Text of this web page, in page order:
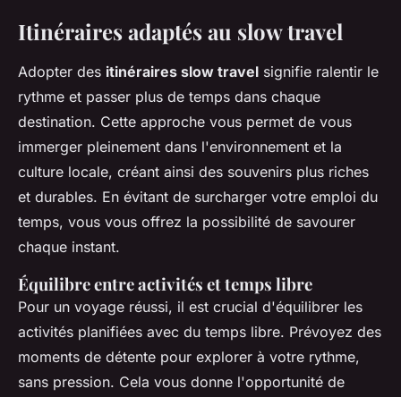
Itinéraires adaptés au slow travel
Adopter des itinéraires slow travel signifie ralentir le
rythme et passer plus de temps dans chaque
destination. Cette approche vous permet de vous
immerger pleinement dans l'environnement et la
culture locale, créant ainsi des souvenirs plus riches
et durables. En évitant de surcharger votre emploi du
temps, vous vous offrez la possibilité de savourer
chaque instant.
Équilibre entre activités et temps libre
Pour un voyage réussi, il est crucial d'équilibrer les
activités planifiées avec du temps libre. Prévoyez des
moments de détente pour explorer à votre rythme,
sans pression. Cela vous donne l'opportunité de